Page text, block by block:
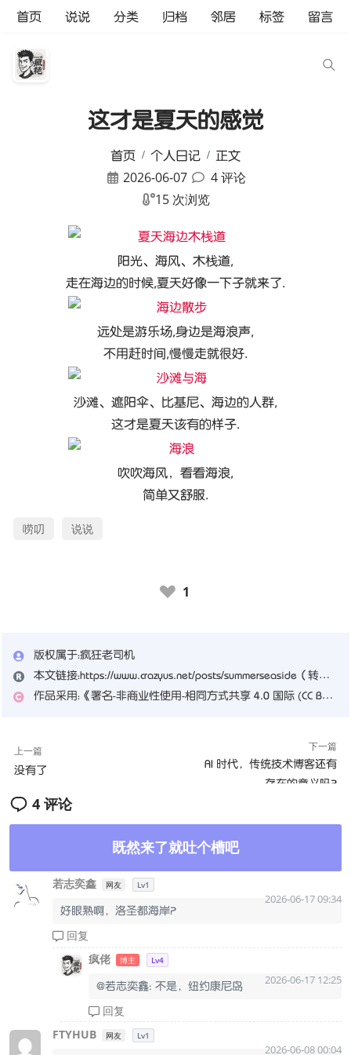
首页 说说 分类 归档 邻居 标签 留言
这才是夏天的感觉
首页 个人日记 正文
2026-06-07
4 评论
15 次浏览
阳光、海风、木栈道,
走在海边的时候,夏天好像一下子就来了.
远处是游乐场,身边是海浪声,
不用赶时间,慢慢走就很好.
沙滩、遮阳伞、比基尼、海边的人群,
这才是夏天该有的样子.
吹吹海风，看看海浪,
简单又舒服.
唠叨 说说
♥ 1
版权属于：疯狂老司机
本文链接：https://www.crazyus.net/posts/summerseaside （转载时请注明本文出处及文章链接）
作品采用： 《署名-非商业性使用-相同方式共享 4.0 国际 (CC BY-NC-SA 4.0)
上一篇
没有了
下一篇
AI 时代，传统技术博客还有
存在的意义吗？
4 评论
既然来了就吐个槽吧
若志奕鑫 网友 Lv1
2026-06-17 09:34
好眼熟啊，洛圣都海岸？
回复
疯佬
博主 Lv4
2026-06-17 12:25
@若志奕鑫: 不是，纽约康尼岛
回复
FTYHUB
网友 Lv1
2026-06-08 00:04